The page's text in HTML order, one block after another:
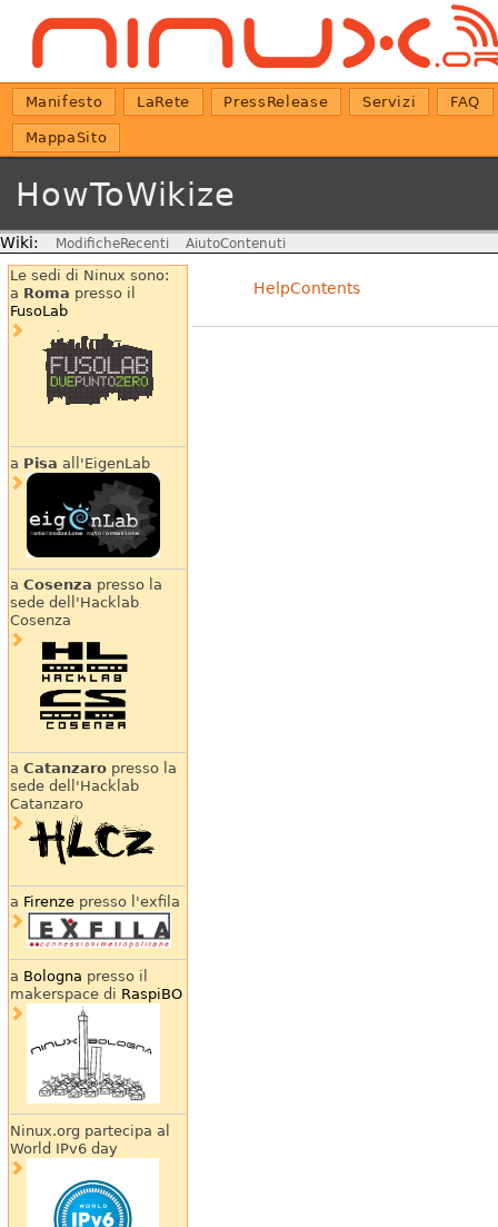
Manifesto LaRete PressRelease Servizi FAQ
MappaSito
HowToWikize
Wiki: ModificheRecenti AiutoContenuti
Le sedi di Ninux sono:
a Roma presso il
FusoLab
a Pisa all'EigenLab
a Cosenza presso la
sede dell'Hacklab
Cosenza
a Catanzaropresso la
sede dell'Hacklab
Catanzaro
a Firenzepresso l'exfila
a Bologna presso il
makerspace di RaspiBO
Ninux.org partecipa al
World IPv6 day
HelpContents